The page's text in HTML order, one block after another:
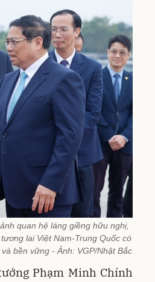
quan hệ láng giềng hữu nghị,
lai Việt Nam-Trung Quốc có
bền vững - Ảnh: VGP/Nhật Bắc
Phạm Minh Chính